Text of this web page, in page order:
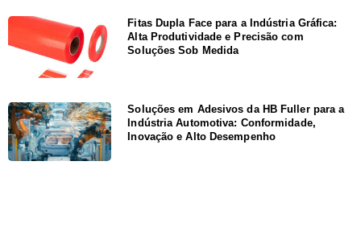
Fitas Dupla Face para a Indústria Gráfica:
Alta Produtividade e Precisão com
Soluções Sob Medida
Soluções em Adesivos da HB Fuller para a
Indústria Automotiva: Conformidade,
Inovação e Alto Desempenho